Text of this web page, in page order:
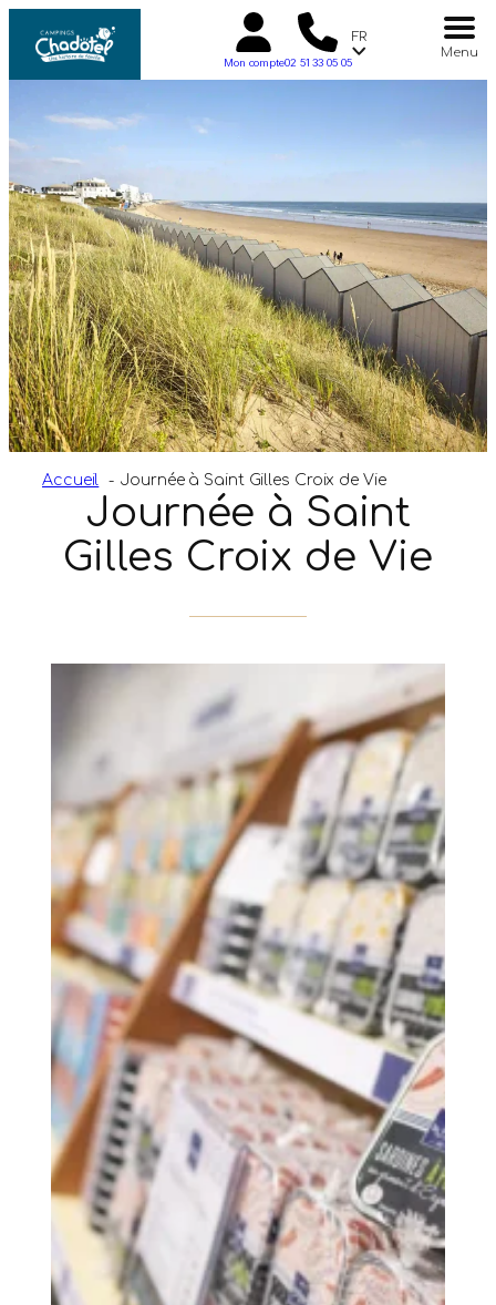
Mon compte02 51 33 05 05
FR
Accueil Journée à Saint Gilles Croix de Vie
Journée à Saint
Gilles Croix de Vie
Menu